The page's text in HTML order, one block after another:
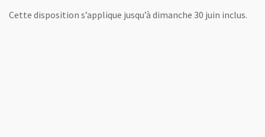
Cette disposition s’applique jusqu’à dimanche 30 juin inclus.